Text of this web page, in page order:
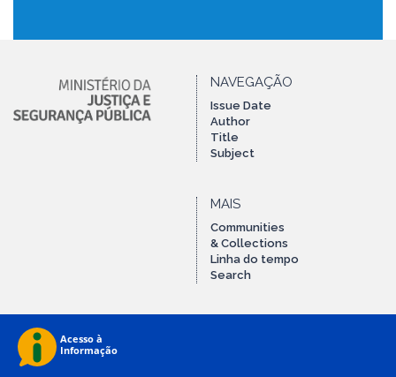
NAVEGAÇÃO
Issue Date
Author
Title
Subject
MAIS
Communities
& Collections
Linha do tempo
Search